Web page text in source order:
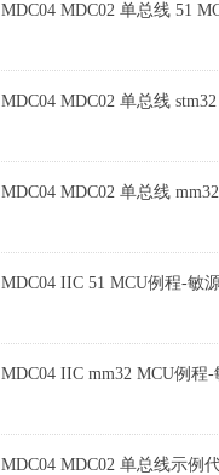
MDC04 MDC02 单总线 51
MDC04 MDC02 单总线
MDC04 MDC02 单总线
MDC04 IIC 51 MCU例程-敏
MDC04 IIC mm32 MCU例程-
MDC04 MDC02 单总线示例